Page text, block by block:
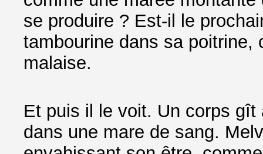
se produire ? Est-il le
tambourine dans sa poitrine,
malaise.
Et puis il le voit. Un corps
dans une mare de sang.